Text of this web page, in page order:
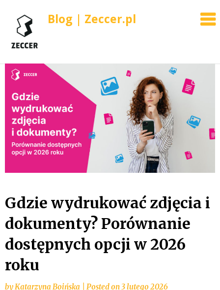
Blog | Zeccer.pl
to
content
Gdzie wydrukować zdjęcia i
dokumenty? Porównanie
dostępnych opcji w 2026
roku
by Katarzyna Boińska Posted on 3 lutego 2026